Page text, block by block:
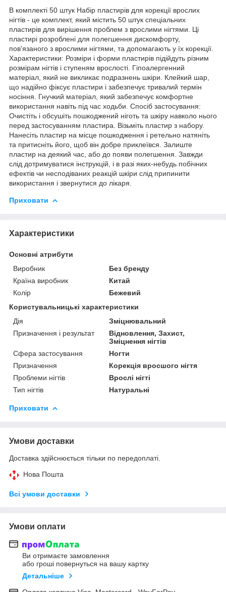
В комплекті 50 штук Набір пластирів для корекції врослих
нігтів - це комплект, який містить 50 штук спеціальних
пластирів для вирішення проблем з врослими нігтями. Ці
пластирі розроблені для полегшення дискомфорту,
пов'язаного з врослими нігтями, та допомагають у їх корекції.
Характеристики: Розміри і форми пластирів підійдуть різним
розмірам нігтів і ступеням врослості. Гіпоалергенний
матеріал, який не викликає подразнень шкіри. Клейкий шар,
що надійно фіксує пластири і забезпечує тривалий термін
носіння. Гнучкий матеріал, який забезпечує комфортне
використання навіть під час ходьби. Спосіб застосування:
Очистіть і обсушіть пошкоджений ніготь та шкіру навколо нього
перед застосуванням пластира. Візьміть пластир з набору.
Нанесіть пластир на місце пошкодження і ретельно натяніть
та притисніть його, щоб він добре приклеївся. Залиште
пластир на деякий час, або до появи полегшення. Завжди
слід дотримуватися інструкцій, і в разі яких-небудь побічних
ефектів чи несподіваних реакцій шкіри слід припинити
використання і звернутися до лікаря.
Приховати
Характеристики
Основні атрибути
Виробник
Без бренду
Країна виробник
Китай
Колір
Бежевий
Користувальницькі характеристики
Дія
Зміцнювальний
Призначення і результат
Відновлення, Захист,
Зміцнення нігтів
Сфера застосування
Ногти
Призначення
Корекція вросшого нігтя
Проблеми нігтів
Врослі нігті
Тип нігтів
Натуральні
Приховати
Умови доставки
Доставка здійснюється тільки по передоплаті.
Нова Пошта
Всі умови доставки
Умови оплати
Ви отримаєте замовлення
або гроші повернуться на вашу картку
Детальніше